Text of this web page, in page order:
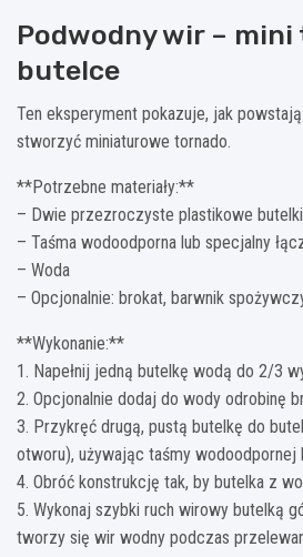
Podwodny wir –
butelce
Ten eksperyment pokazuje, jak
stworzyć miniaturowe tornado.
**Potrzebne materiały:**
– Dwie przezroczyste plastikowe
– Taśma wodoodporna lub specjalny
– Woda
– Opcjonalnie: brokat, barwnik
**Wykonanie:**
1. Napełnij jedną butelkę wodą do 2/3
2. Opcjonalnie dodaj do wody odrobinę
3. Przykręć drugą, pustą butelkę do
otworu), używając taśmy wodoodpornej
4. Obróć konstrukcję tak, by butelka z
5. Wykonaj szybki ruch wirowy butelką
tworzy się wir wodny podczas